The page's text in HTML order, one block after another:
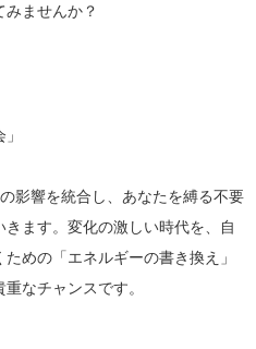
ませんか？
影響を統合し、あなたを縛る不要
ます。変化の激しい時代を、自
めの「エネルギーの書き換え」
なチャンスです。